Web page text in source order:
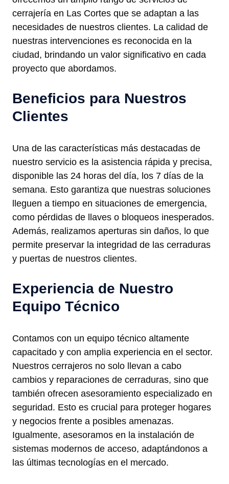
cerrajería en Las Cortes que se adaptan a las
necesidades de nuestros clientes. La calidad de
nuestras intervenciones es reconocida en la
ciudad, brindando un valor significativo en cada
proyecto que abordamos.
Beneficios para Nuestros
Clientes
Una de las características más destacadas de
nuestro servicio es la asistencia rápida y precisa,
disponible las 24 horas del día, los 7 días de la
semana. Esto garantiza que nuestras soluciones
lleguen a tiempo en situaciones de emergencia,
como pérdidas de llaves o bloqueos inesperados.
Además, realizamos aperturas sin daños, lo que
permite preservar la integridad de las cerraduras
y puertas de nuestros clientes.
Experiencia de Nuestro
Equipo Técnico
Contamos con un equipo técnico altamente
capacitado y con amplia experiencia en el sector.
Nuestros cerrajeros no solo llevan a cabo
cambios y reparaciones de cerraduras, sino que
también ofrecen asesoramiento especializado en
seguridad. Esto es crucial para proteger hogares
y negocios frente a posibles amenazas.
Igualmente, asesoramos en la instalación de
sistemas modernos de acceso, adaptándonos a
las últimas tecnologías en el mercado.